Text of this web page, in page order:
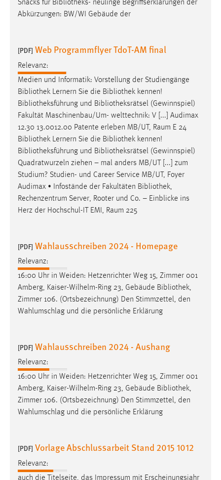
Snacks für Bibliotheks- neulinge Begriffserklärungen der
Abkürzungen: BW/WI Gebäude der
[PDF] Web Programmflyer TdoT-AM final
Relevanz:
Medien und Informatik: Vorstellung der Studiengänge
Bibliothek Lernern Sie die Bibliothek kennen!
Bibliotheksführung und Bibliotheksrätsel (Gewinnspiel)
Fakultät Maschinenbau/Um- welttechnik: V [...] Audimax
12.30 13.0012.00 Patente erleben MB/UT, Raum E 24
Bibliothek Lernern Sie die Bibliothek kennen!
Bibliotheksführung und Bibliotheksrätsel (Gewinnspiel)
Quadratwurzeln ziehen – mal anders MB/UT [...] zum
Studium? Studien- und Career Service MB/UT, Foyer
Audimax • Infostände der Fakultäten Bibliothek,
Rechenzentrum Server, Rooter und Co. – Einblicke ins
Herz der Hochschul-IT EMI, Raum 225
[PDF] Wahlausschreiben 2024 - Homepage
Relevanz:
16:00 Uhr in Weiden: Hetzenrichter Weg 15, Zimmer 001
Amberg, Kaiser-Wilhelm-Ring 23, Gebäude Bibliothek,
Zimmer 106. (Ortsbezeichnung) Den Stimmzettel, den
Wahlumschlag und die persönliche Erklärung
[PDF] Wahlausschreiben 2024 - Aushang
Relevanz:
16:00 Uhr in Weiden: Hetzenrichter Weg 15, Zimmer 001
Amberg, Kaiser-Wilhelm-Ring 23, Gebäude Bibliothek,
Zimmer 106. (Ortsbezeichnung) Den Stimmzettel, den
Wahlumschlag und die persönliche Erklärung
[PDF] Vorlage Abschlussarbeit Stand 2015 1012
Relevanz:
auch die Titelseite, das Impressum mit Erscheinungsjahr
Conversion-Tracking
Facebook Pixel
Name:
_fbp
Anbieter:
Facebook
Zweck:
Conversion-Tracking
Cookie Laufzeit:
3 Monate
Um Inhalte von Videoplattformen und Social Media
Plattformen anzeigen zu können, werden von diesen
externen Medien Cookies gesetzt.
YouTube